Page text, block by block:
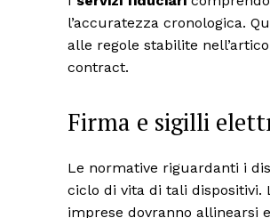
l’accuratezza cronologica.
alle regole stabilite
contract.
Firma e sigilli
Le normative riguardanti i
ciclo di vita di tali dispositivi.
imprese dovranno allinearsi